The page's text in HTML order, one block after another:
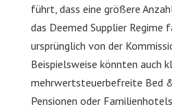
führt, dass eine größere
das Deemed Supplier Regime
ursprünglich von der
Beispielsweise könnten auch
mehrwertsteuerbefreite Bed
Pensionen oder